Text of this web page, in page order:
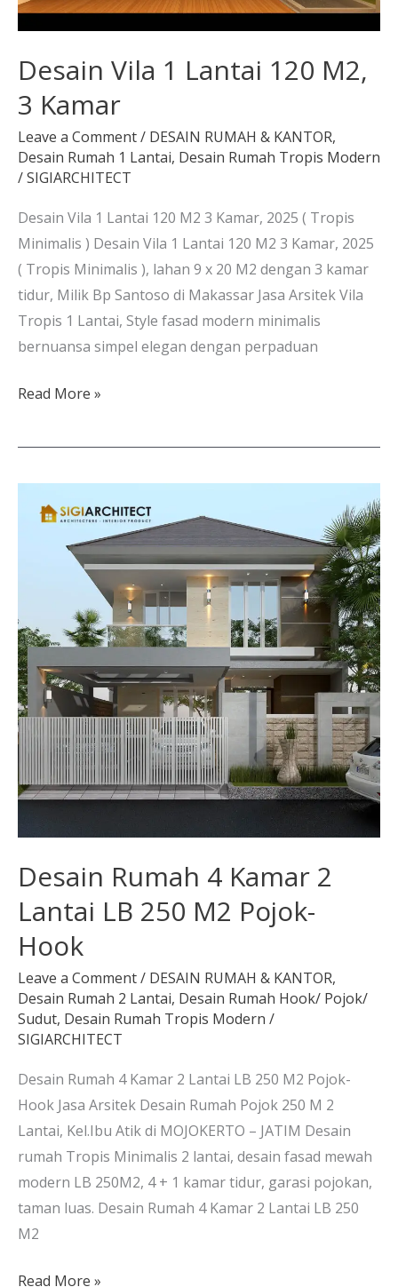
Desain Vila 1 Lantai 120 M2,
3 Kamar
Leave a Comment/ DESAIN RUMAH & KANTOR,
Desain Rumah 1 Lantai, Desain Rumah Tropis Modern
/SIGIARCHITECT
Desain Vila 1 Lantai 120 M2 3 Kamar, 2025 ( Tropis
Minimalis ) Desain Vila 1 Lantai 120 M2 3 Kamar, 2025
( Tropis Minimalis ), lahan 9 x 20 M2 dengan 3 kamar
tidur, Milik Bp Santoso di Makassar Jasa Arsitek Vila
Tropis 1 Lantai, Style fasad modern minimalis
bernuansa simpel elegan dengan perpaduan
Read More »
Desain Rumah 4 Kamar 2
Lantai LB 250 M2 Pojok-
Hook
Leave a Comment/ DESAIN RUMAH & KANTOR,
Desain Rumah 2 Lantai, Desain Rumah Hook/ Pojok/
Sudut, Desain Rumah Tropis Modern /
SIGIARCHITECT
Desain Rumah 4 Kamar 2 Lantai LB 250 M2 Pojok-
Hook Jasa Arsitek Desain Rumah Pojok 250 M 2
Lantai, Kel.Ibu Atik di MOJOKERTO – JATIM Desain
rumah Tropis Minimalis 2 lantai, desain fasad mewah
modern LB 250M2, 4 + 1 kamar tidur, garasi pojokan,
taman luas. Desain Rumah 4 Kamar 2 Lantai LB 250
M2
Rumah
Lantai
LB
250
M2
Pojok-
Hook
Read More »